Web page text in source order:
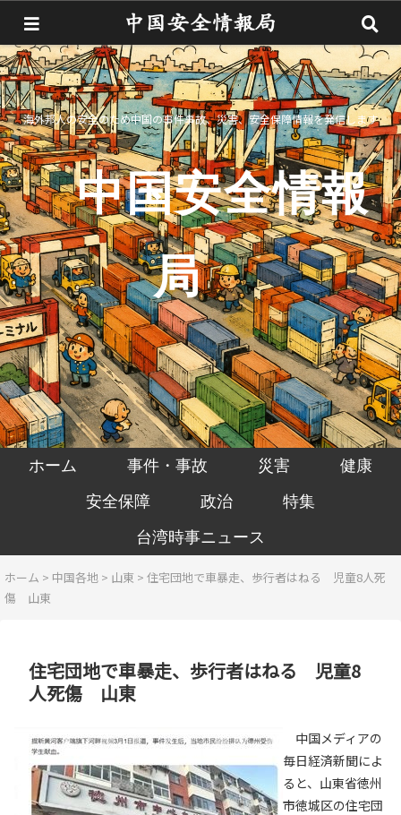
海外邦人の安全のため中国の事件事故、災害、安全保障情報を発信します
中国安全情報
局
ホーム 事件・事故 災害
健康
安全保障
政治
特集
台湾時事ニュース
ホーム > 中国各地 > 山東 >住宅団地で車暴走、歩行者はねる 児童8人死
傷 山東
住宅団地で車暴走、歩行者はねる 児童8
人死傷 山東
中国メディアの
毎日経済新聞によ
ると、山東省徳州
市徳城区の住宅団